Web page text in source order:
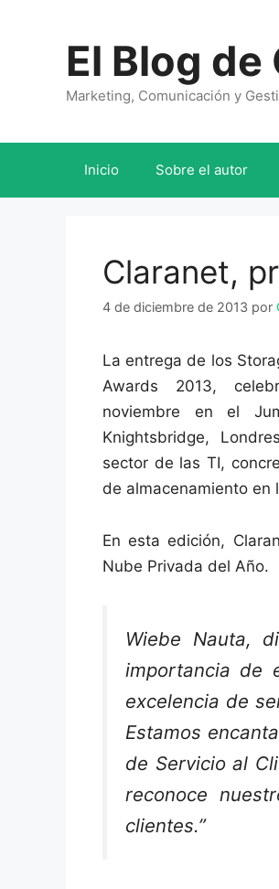
El Blog de
Marketing, Comunicación y
Inicio Sobre el autor
Claranet,
4 de diciembre de 2013 por
La entrega de los
Awards 2013,
noviembre en el
Knightsbridge,
sector de las TI,
de almacenamiento en
En esta edición,
Nube Privada del Año.
Wiebe Nauta,
importancia de
excelencia de
Estamos
de Servicio al
reconoce
clientes.”